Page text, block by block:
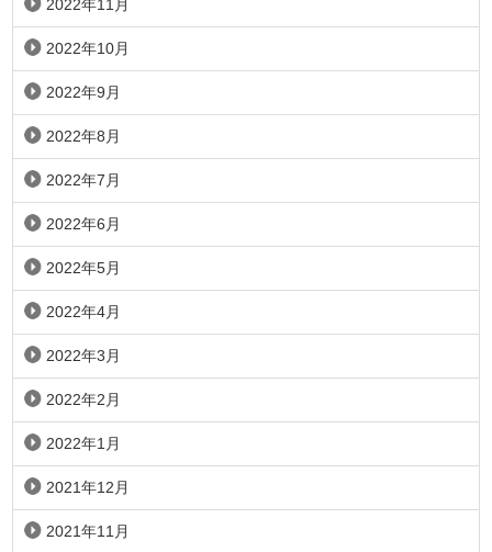
2022年11月
2022年10月
2022年9月
2022年8月
2022年7月
2022年6月
2022年5月
2022年4月
2022年3月
2022年2月
2022年1月
2021年12月
2021年11月